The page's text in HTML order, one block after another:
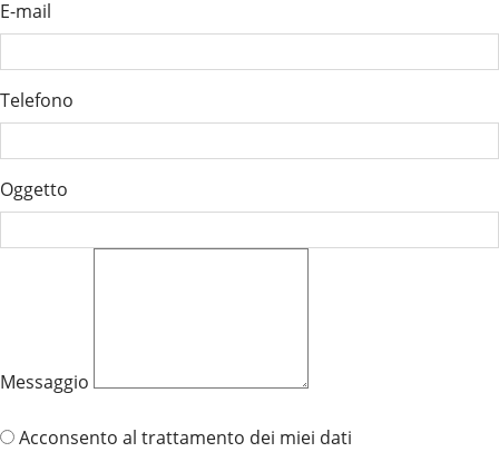
E-mail
Telefono
Oggetto
Messaggio
Acconsento al trattamento dei miei dati